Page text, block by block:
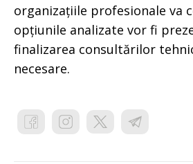
organizațiile profesionale va
opțiunile analizate vor fi
finalizarea consultărilor
necesare.